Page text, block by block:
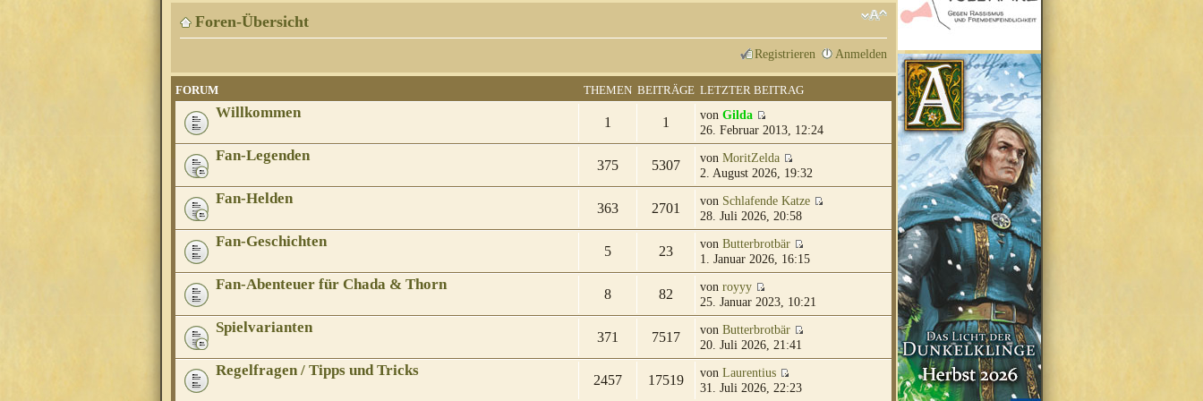
Foren-Übersicht
Registrieren Anmelden
FORUM THEMEN BEITRÄGE LETZTER BEITRAG
Willkommen
1 1 von Gilda
26. Februar 2013, 12:24
Fan-Legenden
375 5307 von MoritZelda
2. August 2026, 19:32
Fan-Helden
363 2701 von Schlafende Katze
28. Juli 2026, 20:58
Fan-Geschichten
5 23 von Butterbrotbär
1. Januar 2026, 16:15
Fan-Abenteuer für Chada & Thorn
8 82 von royyy
25. Januar 2023, 10:21
Spielvarianten
371 7517 von Butterbrotbär
20. Juli 2026, 21:41
Regelfragen / Tipps und Tricks
2457 17519 von Laurentius
31. Juli 2026, 22:23